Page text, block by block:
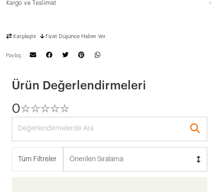
Kargo ve Teslimat
Karşılaştır Fiyat Düşünce Haber Ver
Paylaş :
Ürün Değerlendirmeleri
0☆☆☆☆☆
★★★★★
Tüm Filtreler Önerilen Sıralama